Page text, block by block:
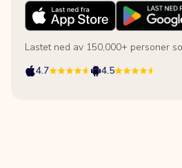
Lastet ned av 150,000+ personer
4.7
4.5